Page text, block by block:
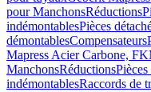
pour ManchonsRéductions
indémontablesPièces
démontablesCompensateurs
Mapress Acier Carbone,
ManchonsRéductions
indémontablesRaccords de